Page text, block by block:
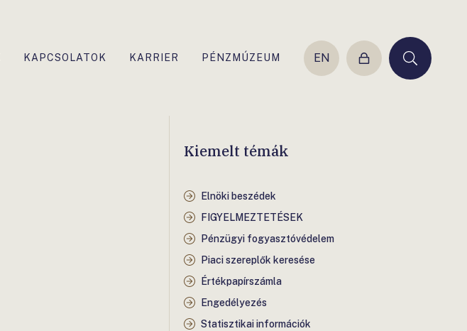
KAPCSOLATOK KARRIER PÉNZMÚZEUM EN
Belépés Keresés
Kiemelt témák
Elnöki beszédek
FIGYELMEZTETÉSEK
Pénzügyi fogyasztóvédelem
Piaci szereplők keresése
Értékpapírszámla
Engedélyezés
Statisztikai információk